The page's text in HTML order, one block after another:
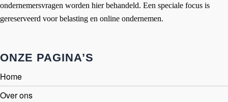
ondernemersvragen worden hier behandeld. Een speciale focus is
gereserveerd voor belasting en online ondernemen.
ONZE PAGINA’S
Home
Over ons